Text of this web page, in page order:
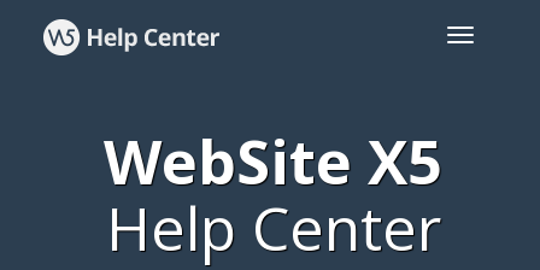
WebSite X5
Help Center